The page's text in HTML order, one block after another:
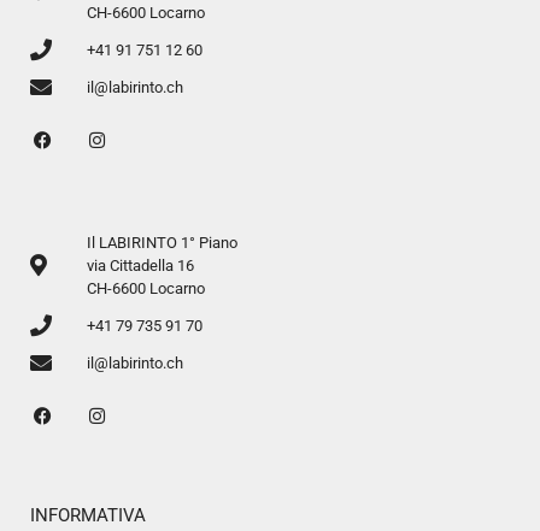
CH-6600 Locarno
+41 91 751 12 60
il@labirinto.ch
Il LABIRINTO 1° Piano
via Cittadella 16
CH-6600 Locarno
+41 79 735 91 70
il@labirinto.ch
INFORMATIVA